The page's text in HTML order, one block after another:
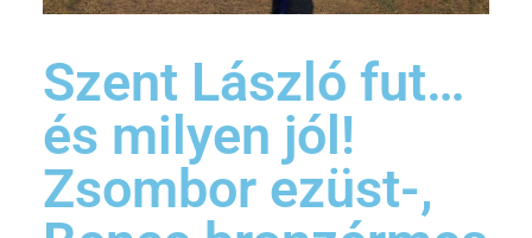
Szent László fut…
és milyen jól!
Zsombor ezüst-,